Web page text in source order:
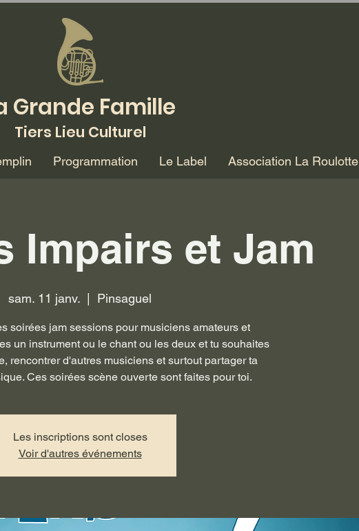
Grande Famille
Tiers Lieu Culturel
Programmation Le Label Association La Roulotte
Impairs et Jam
sam. 11 janv. Pinsaguel
soirées jam sessions pour musiciens amateurs et
un instrument ou le chant ou les deux et tu souhaites
rencontrer d'autres musiciens et surtout partager ta
Ces soirées scène ouverte sont faites pour toi.
Les inscriptions sont closes
Voir d'autres événements